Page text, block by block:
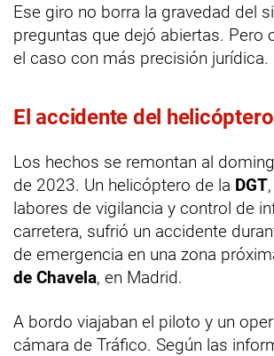
Ese giro no borra la gravedad del
preguntas que dejó abiertas. Pero
el caso con más precisión jurídica.
El accidente del
Los hechos se remontan al
de 2023. Un helicóptero de la DGT
labores de vigilancia y control de
carretera, sufrió un accidente
de emergencia en una zona
de Chavela, en Madrid.
A bordo viajaban el piloto y un
cámara de Tráfico. Según las